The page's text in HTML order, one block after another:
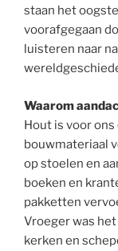
staan het
voorafgegaan
luisteren naar
Waarom
Hout is voor
bouwmateriaal
op stoelen en
boeken en
pakketten
Vroeger was
kerken en